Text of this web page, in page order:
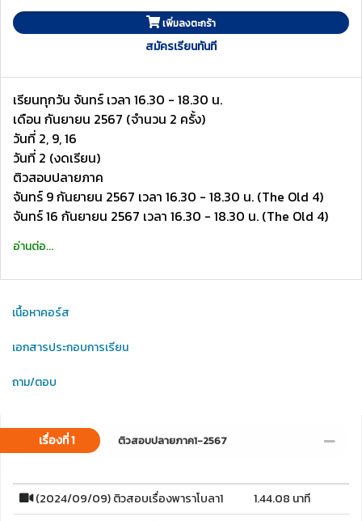
เพิ่มลงตะกร้า
สมัครเรียนทันที
เรียนทุกวัน จันทร์ เวลา 16.30 - 18.30 น.
เดือน กันยายน 2567 (จำนวน 2 ครั้ง)
วันที่ 2, 9, 16
วันที่ 2 (งดเรียน)
ติวสอบปลายภาค
จันทร์ 9 กันยายน 2567 เวลา 16.30 - 18.30 น. (The Old 4)
จันทร์ 16 กันยายน 2567 เวลา 16.30 - 18.30 น. (The Old 4)
อ่านต่อ...
เนื้อหาคอร์ส
เอกสารประกอบการเรียน
ถาม/ตอบ
เรื่องที่ 1 ติวสอบปลายภาค1-2567
(2024/09/09) ติวสอบเรื่องพาราโบลา1
1.44.08 นาที